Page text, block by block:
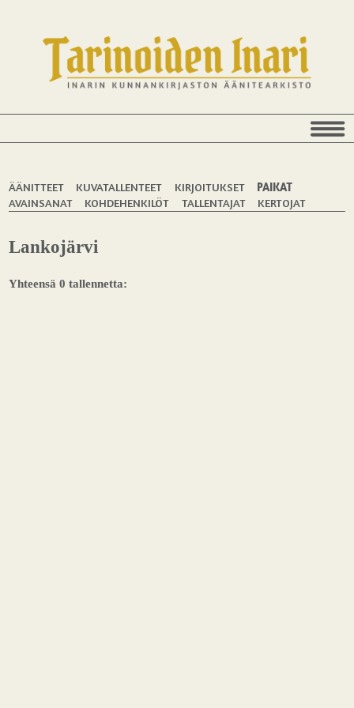
ÄÄNITTEET KUVATALLENTEET KIRJOITUKSET
PAIKAT
AVAINSANAT
KOHDEHENKILÖT TALLENTAJAT KERTOJAT
Lankojärvi
Yhteensä 0 tallennetta: